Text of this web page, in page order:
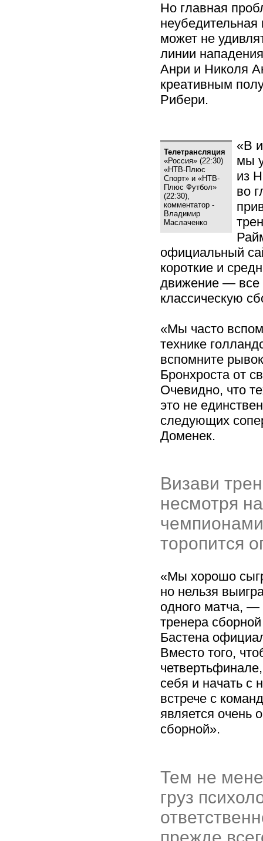
Но главная
неубедительная
может не
линии
Анри и Николя
креативным
Рибери.
Телетрансляция
«Россия» (22:30)
«НТВ-Плюс
Спорт» и «НТВ-
Плюс Футбол»
(22:30),
комментатор -
Владимир
Маслаченко
«В
мы
из
во
официальный
короткие и
движение — все
классическую
«Мы часто
технике
вспомните
Бронхроста от
Очевидно, что
это не
следующих
Доменек.
Визави
несмотря
торопится
«Мы хорошо
но нельзя
одного матча, —
тренера
Бастена
Вместо того,
себя и начать с
встрече с
является очень
сборной».
Тем не
груз
прежде